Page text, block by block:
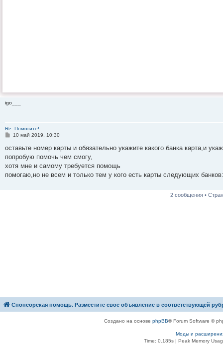
igo___
Re: Помогите!
С
о
щ
е
и
10 май 2019, 10:30
оставьте номер карты и обязательно укажите какого банка карта,и
попробую помочь чем смогу,
хотя мне и самому требуется помощь
помогаю,но не всем и только тем у кого есть карты следующих
2 сообщения •
Спонсорская помощь. Разместите своё объявление в соответствующей
Создано на основе phpBB® Forum Software ©
Моды и
Time: 0.185s| Peak Memory